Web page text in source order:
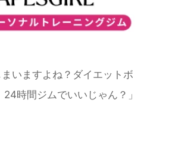
いますよね？ダイエットボ
時間ジムでいいじゃん？」